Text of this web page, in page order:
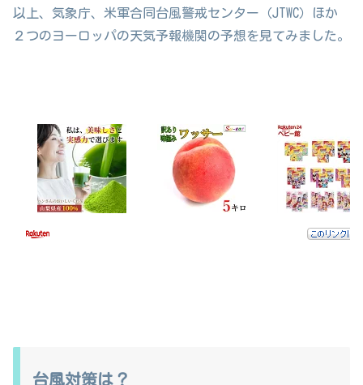
以上、気象庁、米軍合同台風警戒センター（JTWC）ほか
２つのヨーロッパの天気予報機関の予想を見てみました。
台風対策は？